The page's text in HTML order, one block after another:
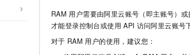
RAM 用户需要由阿里云账号（即主账号）
才能登录控制台或使用 API 访问阿里云账号
对于 RAM 用户的使用，建议您：
Qwen3-VL-Plus
视觉 Coding、空间感知、多模态思考等全面升级 1M上下
面向分析的企业级SaaS模式云数据仓库 提供一
最高领取价值200元试用点，立即开启云上创新
AI 产品 免费试用
1亿+ 大模型 tokens 和 30+ 款产品免费体验
送.CN域
畅捷通
Tableau 订阅
AI 算法大赛
云开发大赛